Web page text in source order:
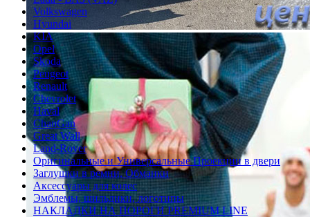
Volkswagen
Hyundai
KIA
Opel
Skoda
Peugeot
Renault
Chevrolet
Haval
ChanGan
Great Wall
Land-Rover
Оригинальные и Универсальные Проекции в двери
Заглушки в ремни, Обманки
Аксессуары для колес
Эмблемы, шильдики, логотипы
НАКЛАДКИ НА ПОРОГИ PREMIUM LINE